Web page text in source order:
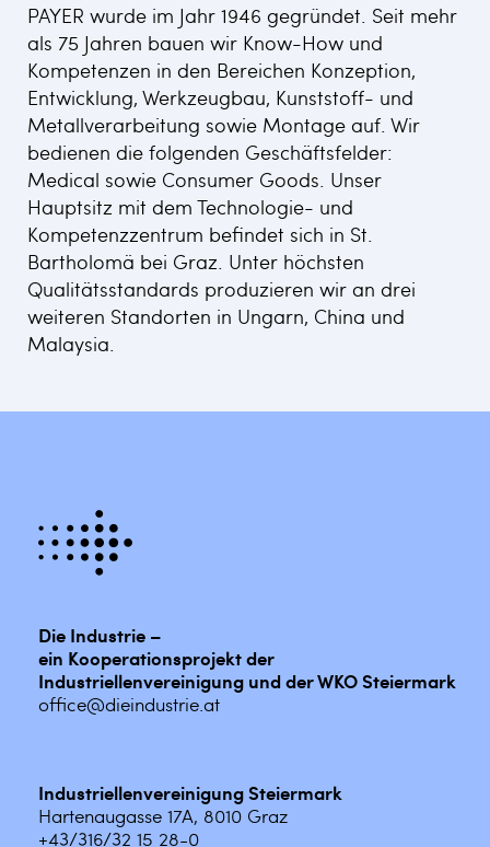
PAYER wurde im Jahr 1946 gegründet. Seit mehr
als 75 Jahren bauen wir Know-How und
Kompetenzen in den Bereichen Konzeption,
Entwicklung, Werkzeugbau, Kunststoff- und
Metallverarbeitung sowie Montage auf. Wir
bedienen die folgenden Geschäftsfelder:
Medical sowie Consumer Goods. Unser
Hauptsitz mit dem Technologie- und
Kompetenzzentrum befindet sich in St.
Bartholomä bei Graz. Unter höchsten
Qualitätsstandards produzieren wir an drei
weiteren Standorten in Ungarn, China und
Malaysia.
Die Industrie –
ein Kooperationsprojekt der
Industriellenvereinigung und der WKO Steiermark
office@dieindustrie.at
Industriellenvereinigung Steiermark
Hartenaugasse 17A, 8010 Graz
+43/316/32 15 28-0